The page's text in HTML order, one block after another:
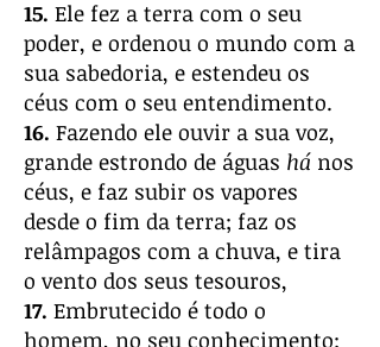
15. Ele fez a terra com o seu
poder, e ordenou o mundo com a
sua sabedoria, e estendeu os
céus com o seu entendimento.
16. Fazendo ele ouvir a sua voz,
grande estrondo de águas há nos
céus, e faz subir os vapores
desde o fim da terra; faz os
relâmpagos com a chuva, e tira
o vento dos seus tesouros,
17. Embrutecido é todo o
homem, no seu conhecimento;